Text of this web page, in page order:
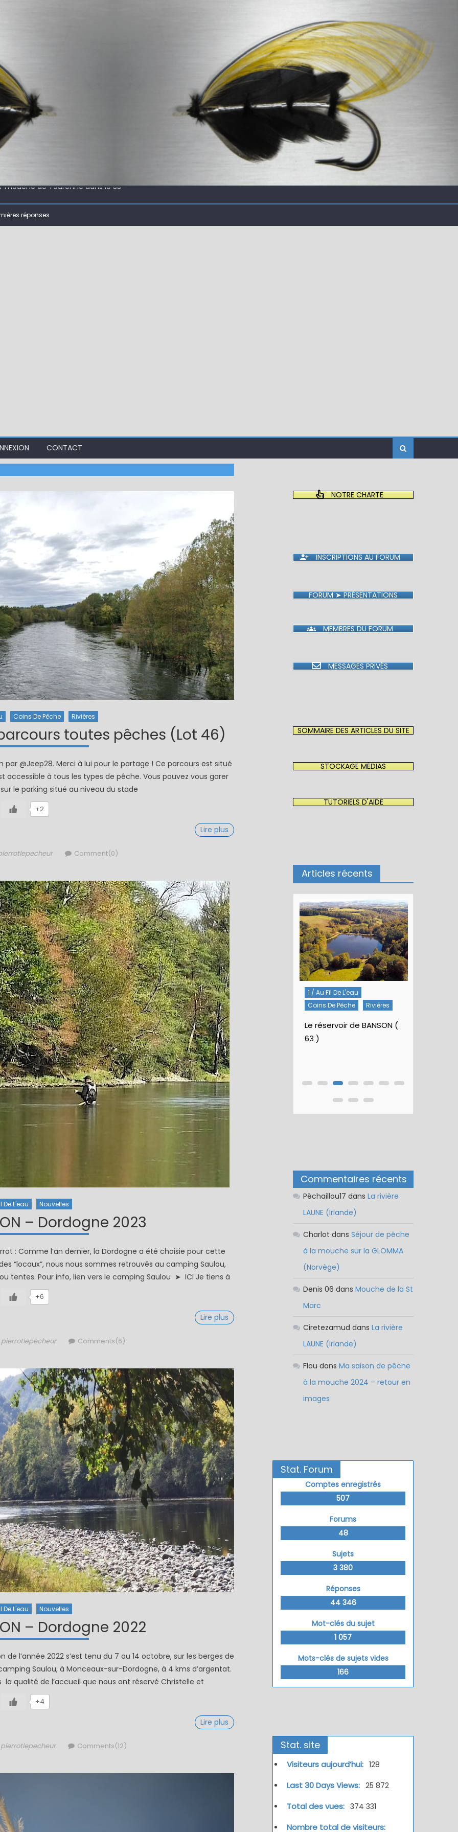
( 63 )
réponses
CONTACT
Coins De Pêche Rivières
toutes pêches (Lot 46)
@Jeep28. Merci à lui pour le partage ! Ce parcours est situé
accessible à tous les types de pêche. Vous pouvez vous garer
le parking situé au niveau du stade
+2
Lire plus
Comment(0)
De L'eau Nouvelles
– Dordogne 2023
: Comme l’an dernier, la Dordogne a été choisie pour cette
“locaux”, nous nous sommes retrouvés au camping Saulou,
tentes. Pour info, lien vers le camping Saulou ➤ ICI Je tiens à
+6
Lire plus
Author
pierrotlepecheur Comments(6)
De L'eau Nouvelles
– Dordogne 2022
de l’année 2022 s’est tenu du 7 au 14 octobre, sur les berges de
Saulou, à Monceaux-sur-Dordogne, à 4 kms d’argentat.
qualité de l’accueil que nous ont réservé Christelle et
+4
Lire plus
Author
pierrotlepecheur Comments(12)
NOTRE CHARTE
INSCRIPTIONS AU FORUM
FORUM ➤ PRÉSENTATIONS
MEMBRES DU FORUM
MESSAGES PRIVÉS
SOMMAIRE DES ARTICLES DU SITE
STOCKAGE MÉDIAS
TUTORIELS D'AIDE
Articles récents
1 / Au Fil De L'eau
Fermeture du réservoir
mouche de Tourenne
dans le 33
Mouches Ailées
Mouche de la St Marc
1 / Au Fil De L'eau
Coins De Pêche
Rivières
Le réservoir de BANSON (
5 / Fiches Montage
Artificielles
Nymphes À Bille
Commentaires récents
Pêchaillou17 dansLa rivière
LAUNE (Irlande)
Charlot dansSéjour de pêche
à la mouche sur la GLOMMA
(Norvège)
Denis 06 dansMouche de la St
Marc
Ciretezamud dansLa rivière
LAUNE (Irlande)
Flou dansMa saison de pêche
à la mouche 2024 – retour en
images
Stat. Forum
Comptes enregistrés
507
Forums
48
Sujets
3 380
Réponses
44 346
Mot-clés du sujet
1 057
Mots-clés de sujets vides
166
Stat. site
Visiteurs aujourd’hui: 128
Last 30 Days Views: 25 872
Total des vues: 374 331
Nombre total de visiteurs: